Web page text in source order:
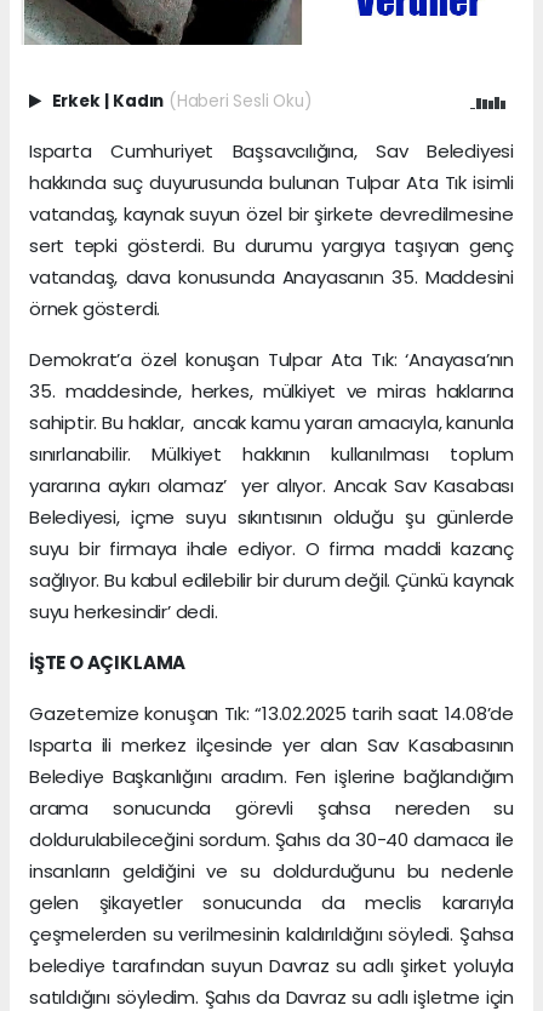
Erkek | Kadın (Haberi Sesli Oku)
Isparta Cumhuriyet Başsavcılığına, Sav Belediyesi
hakkında suç duyurusunda bulunan Tulpar Ata Tık isimli
vatandaş, kaynak suyun özel bir şirkete devredilmesine
sert tepki gösterdi. Bu durumu yargıya taşıyan genç
vatandaş, dava konusunda Anayasanın 35. Maddesini
örnek gösterdi.
Demokrat’a özel konuşan Tulpar Ata Tık: ‘Anayasa’nın
35. maddesinde, herkes, mülkiyet ve miras haklarına
sahiptir. Bu haklar, ancak kamu yararı amacıyla, kanunla
sınırlanabilir. Mülkiyet hakkının kullanılması toplum
yararına aykırı olamaz’ yer alıyor. Ancak Sav Kasabası
Belediyesi, içme suyu sıkıntısının olduğu şu günlerde
suyu bir firmaya ihale ediyor. O firma maddi kazanç
sağlıyor. Bu kabul edilebilir bir durum değil. Çünkü kaynak
suyu herkesindir’ dedi.
İŞTE O AÇIKLAMA
Gazetemize konuşan Tık: “13.02.2025 tarih saat 14.08’de
Isparta ili merkez ilçesinde yer alan Sav Kasabasının
Belediye Başkanlığını aradım. Fen işlerine bağlandığım
arama sonucunda görevli şahsa nereden su
doldurulabileceğini sordum. Şahıs da 30-40 damaca ile
insanların geldiğini ve su doldurduğunu bu nedenle
gelen şikayetler sonucunda da meclis kararıyla
çeşmelerden su verilmesinin kaldırıldığını söyledi. Şahsa
belediye tarafından suyun Davraz su adlı şirket yoluyla
satıldığını söyledim. Şahıs da Davraz su adlı işletme için